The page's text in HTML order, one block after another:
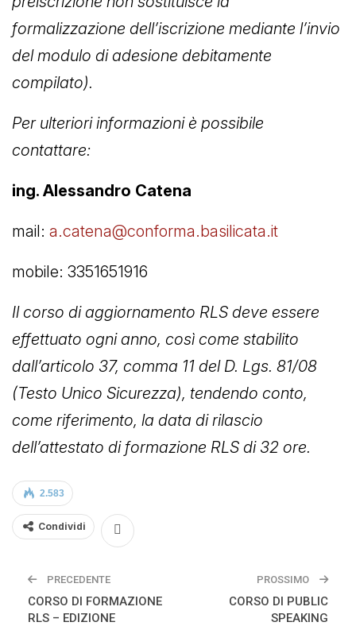
formalizzazione dell’iscrizione mediante l’invio
del modulo di adesione debitamente
compilato).
Per ulteriori informazioni è possibile
contattare:
ing. Alessandro Catena
mail: a.catena@conforma.basilicata.it
mobile: 3351651916
Il corso di aggiornamento RLS deve essere
effettuato ogni anno, così come stabilito
dall’articolo 37, comma 11 del D. Lgs. 81/08
(Testo Unico Sicurezza), tendendo conto,
come riferimento, la data di rilascio
dell’attestato di formazione RLS di 32 ore.
2.583
Condividi
PRECEDENTE
CORSO DI FORMAZIONE
RLS – EDIZIONE
PROSSIMO
CORSO DI PUBLIC
SPEAKING